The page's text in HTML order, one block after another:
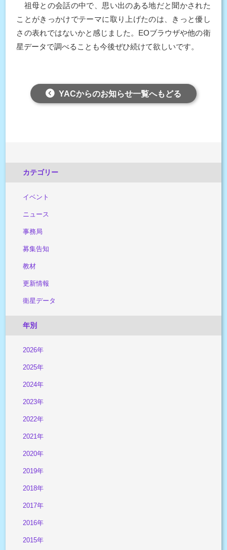
祖母との会話の中で、思い出のある地だと聞かされた
ことがきっかけでテーマに取り上げたのは、きっと優し
さの表れではないかと感じました。EOブラウザや他の衛
星データで調べることも今後ぜひ続けて欲しいです。
YACからのお知らせ一覧へもどる
カテゴリー
イベント
ニュース
事務局
募集告知
教材
更新情報
衛星データ
年別
2026年
2025年
2024年
2023年
2022年
2021年
2020年
2019年
2018年
2017年
2016年
2015年